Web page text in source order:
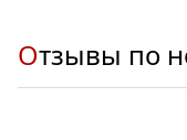
Отзывы по